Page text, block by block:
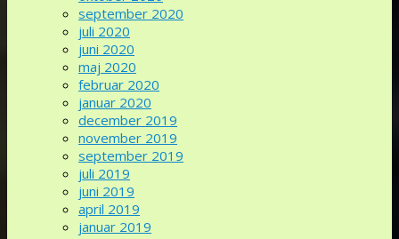
september 2020
juli 2020
juni 2020
maj 2020
februar 2020
januar 2020
december 2019
november 2019
september 2019
juli 2019
juni 2019
april 2019
januar 2019